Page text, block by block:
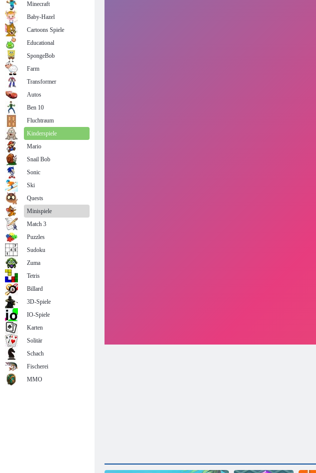
Minecraft
Baby-Hazel
Cartoons Spiele
Educational
SpongeBob
Farm
Transformer
Autos
Ben 10
Fluchtraum
Kinderspiele
Mario
Snail Bob
Sonic
Ski
Quests
Minispiele
Match 3
Puzzles
Sudoku
Zuma
Tetris
Billard
3D-Spiele
IO-Spiele
Karten
Solitär
Schach
Fischerei
MMO